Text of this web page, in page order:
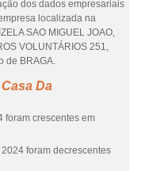
dos dados empresariais
localizada na
SAO MIGUEL JOAO,
VOLUNTÁRIOS 251,
de BRAGA.
Da
foram crescentes em
foram decrescentes